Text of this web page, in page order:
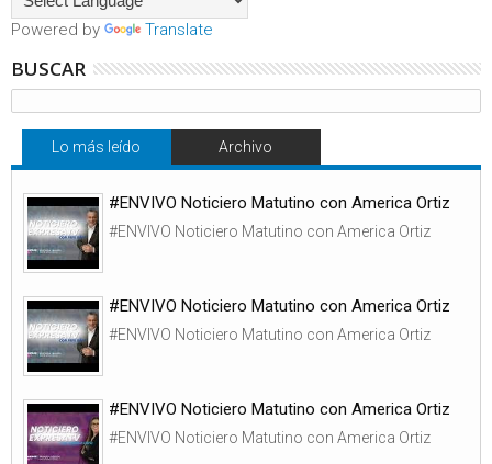
Powered by Translate
BUSCAR
Lo más leído Archivo
#ENVIVO Noticiero Matutino con America Ortiz
#ENVIVO Noticiero Matutino con America Ortiz
#ENVIVO Noticiero Matutino con America Ortiz
#ENVIVO Noticiero Matutino con America Ortiz
#ENVIVO Noticiero Matutino con America Ortiz
#ENVIVO Noticiero Matutino con America Ortiz